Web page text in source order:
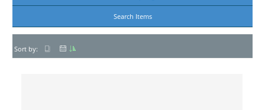
Search Items
Sort by: